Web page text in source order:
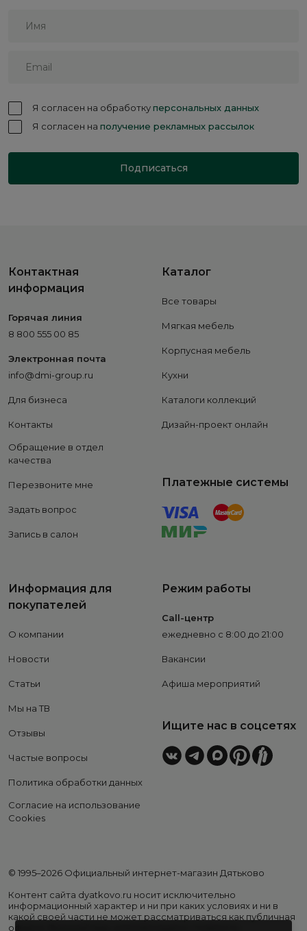
Я согласен на обработкуперсональных данных
Я согласен на получение рекламных рассылок
Подписаться
Контактная
информация
Горячая линия
8 800 555 00 85
Электронная почта
info@dmi-group.ru
Для бизнеса
Контакты
Обращение в отдел
качества
Перезвоните мне
Задать вопрос
Запись в салон
Каталог
Все товары
Мягкая мебель
Корпусная мебель
Кухни
Каталоги коллекций
Дизайн-проект онлайн
Платежные системы
Информация для
покупателей
О компании
Новости
Статьи
Мы на ТВ
Отзывы
Частые вопросы
Политика обработки данных
Согласие на использование
Cookies
Режим работы
Call-центр
ежедневно с 8:00 до 21:00
Вакансии
Афиша мероприятий
Ищите нас в соцсетях
© 1995–2026 Официальный интернет-магазин Дятьково
Контент сайта dyatkovo.ru носит исключительно
информационный характер и ни при каких условиях и ни в
какой своей части не может рассматриваться как публичная
оферта. Внешний вид, комплектация и стоимость